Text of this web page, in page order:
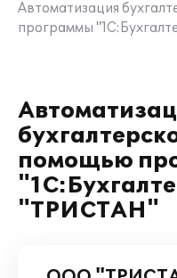
Автоматизация
программы
помощью
"ТРИСТАН"